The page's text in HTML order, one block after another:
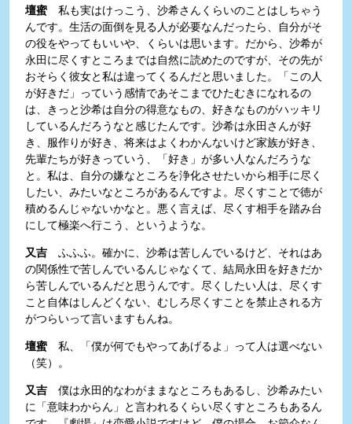
壇蜜 私も実はけっこう、沙希さんくらいのことはしちゃう
んです。生活の面倒を見る人が必要なんだったら、自分がそ
の役をやってもいいや、くらいは思います。だから、沙希が
永田に尽くすところまでは自然に読めたのですが、その先が
おそらく彼女と私は違ってくるんだと思いました。「この人
が好きだ」っていう感情であそこまでひたむきになれるの
は、きっと沙希は自分の得意なもの、好きなものがハッキリ
しているんだろうなと感じたんです。沙希は永田さんが好
き、服作りが好き、将来はよくわかんないけど家族が好き、
先輩たちが好きっていう、「好き」が多い人なんだろうな
と。私は、自分の嫌なところを浄化させたいから相手に尽く
したい、みたいなところがあるんですよ。尽くすことで徳が
積めるんじゃないかなと。悪く言えば、尽くす相手を踏み台
にして極楽へ行こう、というような。
又吉 ふふふ。確かに、沙希は苦しんでいるけど、それはあ
の関係性で苦しんでいるんじゃなくて、結局永田を好きだか
ら苦しんでいるんだと思うんです。尽くしたい人は、尽くす
こと自体はしんどくない、むしろ尽くすことを禁止される方
がつらいって言いますもんね。
壇蜜 私、「僕が何でもやってあげるよ」って人は選べない
（笑）。
又吉 僕は永田的なわがままなところもあるし、沙希みたい
に「意味わからん」と言われるくらい尽くすところもあるん